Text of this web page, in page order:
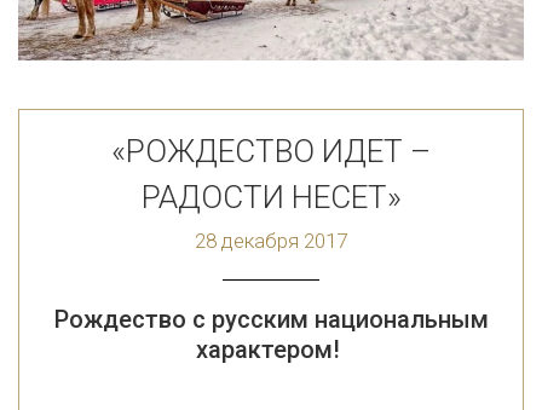
«РОЖДЕСТВО ИДЕТ –
РАДОСТИ НЕСЕТ»
28 декабря 2017
Рождество с русским национальным
характером!